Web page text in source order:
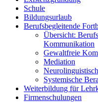
Schule
Bildungsurlaub
Berufsbegleitende
Übersicht:
Kommunikation
Gewaltfreie
Mediation
Systemische
Weiterbildung für
Firmenschulungen